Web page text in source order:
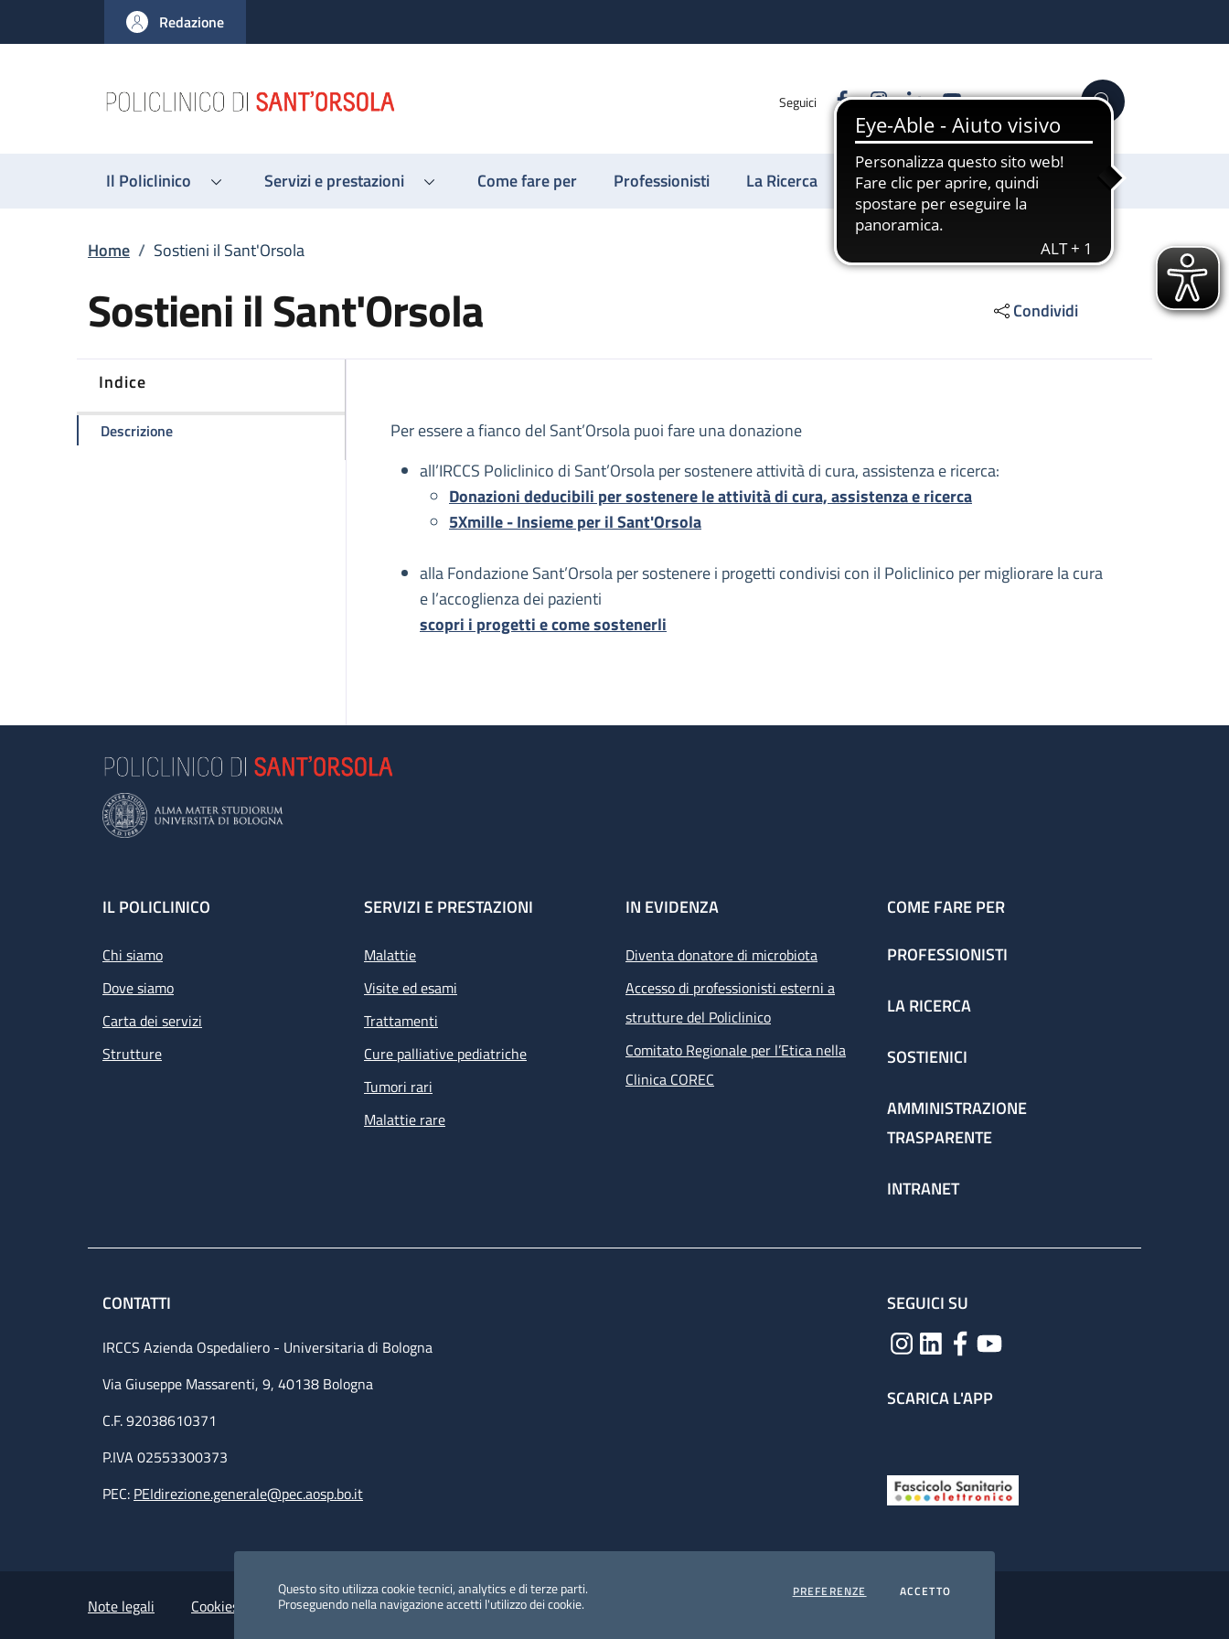
al contenuto principale
to footer content
Questo sito utilizza cookie tecnici, analytics e di terze parti.
Proseguendo nella navigazione accetti l'utilizzo dei cookie.
PREFERENZE COOKIESACCETTOI COOKIES
Redazione
Seguici FacebookInstagram
LinkedinYouTube Cerca
Il Policlinico Servizi e prestazioni Come fare per Professionisti La Ricerca Sostienici
Briciole di pane
Home / Sostieni il Sant'Orsola
Sostieni il Sant'Orsola Condividi
Indice
Descrizionedella pagina Sostieni il Sant'Orsola Descrizione
Per essere a fianco del Sant’Orsola puoi fare una donazione
all’IRCCS Policlinico di Sant’Orsola per sostenere attività di cura, assistenza e ricerca:
Donazioni deducibili per sostenere le attività di cura, assistenza e ricerca
5Xmille - Insieme per il Sant'Orsola
alla Fondazione Sant’Orsola per sostenere i progetti condivisi con il Policlinico per migliorare la cura
e l’accoglienza dei pazienti
scopri i progetti e come sostenerli
Footer
IL POLICLINICO
Chi siamo
Dove siamo
Carta dei servizi
Strutture
SERVIZI E PRESTAZIONI
Malattie
Visite ed esami
Trattamenti
Cure palliative pediatriche
Tumori rari
Malattie rare
IN EVIDENZA
Diventa donatore di microbiota
Accesso di professionisti esterni a
strutture del Policlinico
Comitato Regionale per l’Etica nella
Clinica COREC
COME FARE PER
PROFESSIONISTI
LA RICERCA
SOSTIENICI
AMMINISTRAZIONE
TRASPARENTE
INTRANET
CONTATTI
IRCCS Azienda Ospedaliero - Universitaria di Bologna
Via Giuseppe Massarenti, 9, 40138 Bologna
C.F. 92038610371
P.IVA 02553300373
PEC: PEIdirezione.generale@pec.aosp.bo.it
SEGUICI SU
SCARICA L'APP
Small prints
Useful links section
Note legali Cookies Policy Policy privacy e protezione del dato personale